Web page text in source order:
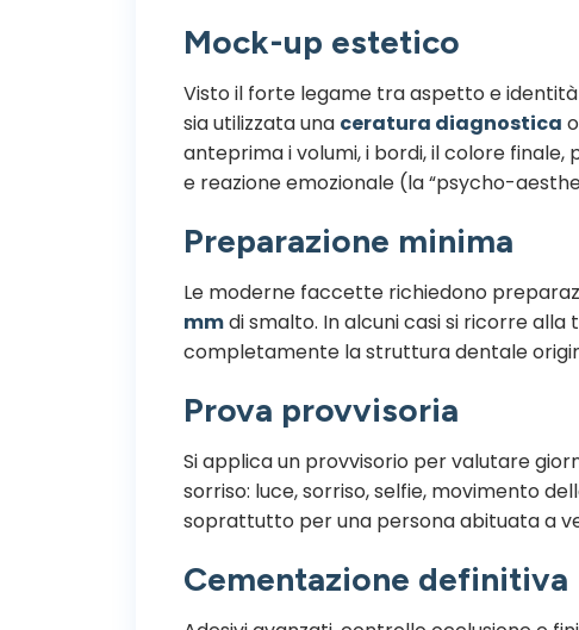
Mock-up estetico
Visto il forte legame tra aspetto e
sia utilizzata una ceratura diagnostica
anteprima i volumi, i bordi, il colore
e reazione emozionale (la “psycho-
Preparazione minima
Le moderne faccette richiedono
mmdi smalto. In alcuni casi si ricorre alla
completamente la struttura dentale
Prova provvisoria
Si applica un provvisorio per valutare
sorriso: luce, sorriso, selfie, movimento
soprattutto per una persona abituata a
Cementazione definitiva